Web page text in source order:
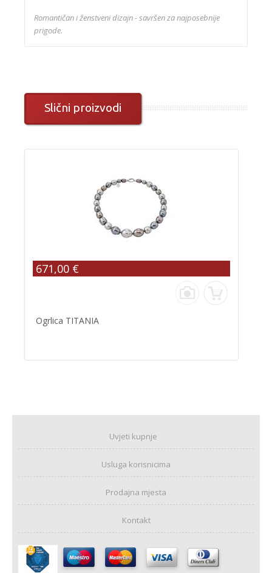
Romantičan i ženstveni dizajn - savršen za najposebnije
prigode.
Slični proizvodi
671,00 €
Ogrlica TITANIA
Uvjeti kupnje
Usluga korisnicima
Prodajna mjesta
Kontakt